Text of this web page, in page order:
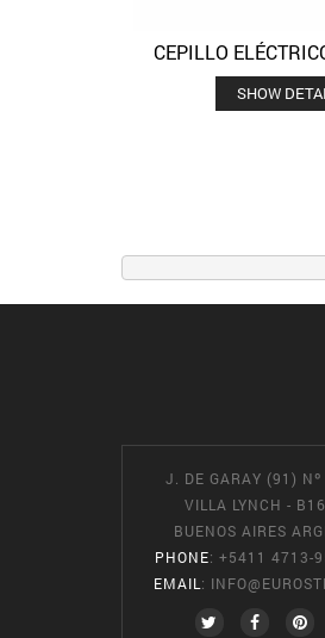
Añadir a la lista de deseos
CEPILLO
SHOW
J. DE GARAY (91)
VILLA LYNCH -
BUENOS AIRES
PHONE: +5411 4713-
EMAIL :